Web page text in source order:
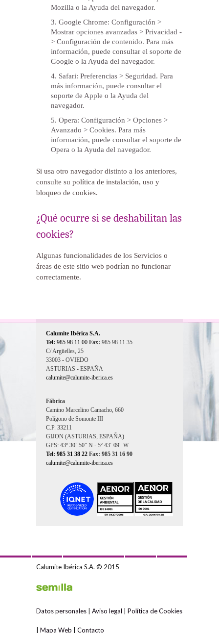
Mozilla o la Ayuda del navegador.
Google Chrome: Configuración >
Mostrar opciones avanzadas > Privacidad -
> Configuración de contenido. Para más
información, puede consultar el soporte de
Google o la Ayuda del navegador.
Safari: Preferencias > Seguridad. Para
más información, puede consultar el
soporte de Apple o la Ayuda del
navegador.
Opera: Configuración > Opciones >
Avanzado > Cookies. Para más
información, puede consultar el soporte de
Opera o la Ayuda del navegador.
Si usa otro navegador distinto a los anteriores,
consulte su política de instalación, uso y
bloqueo de cookies.
¿Qué ocurre si se deshabilitan las
cookies?
Algunas funcionalidades de los Servicios o
áreas de este sitio web podrían no funcionar
correctamente.
Calumite Ibérica S.A.
Tel: 985 98 11 00 Fax: 985 98 11 35
C/ Argüelles, 25
33003 - OVIEDO
ASTURIAS - ESPAÑA
calumite@calumite-iberica.es
Fábrica
Camino Marcelino Camacho, 660
Polígono de Somonte III
C.P. 33211
GIJON (ASTURIAS, ESPAÑA)
GPS: 43º 30´ 50" N - 5º 43´ 09" W
Tel: 985 31 38 22 Fax: 985 31 16 90
calumite@calumite-iberica.es
Calumite Ibérica S.A. © 2015
Datos personales Aviso legal Política de Cookies
Mapa Web Contacto